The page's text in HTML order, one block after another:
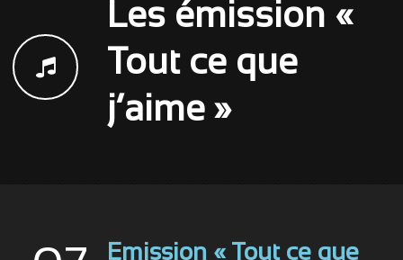
Les émission «
Tout ce que
j’aime »
Emission « Tout ce que